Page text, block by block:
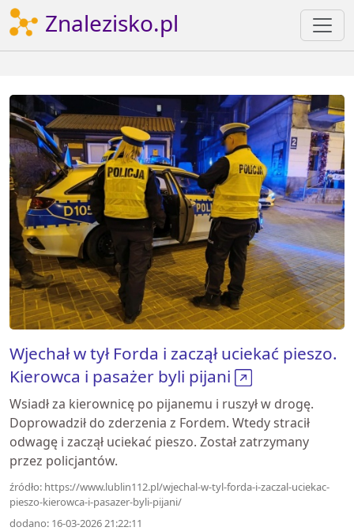
Znalezisko.pl
Wjechał w tył Forda i zaczął uciekać pieszo.
Kierowca i pasażer byli pijani
Wsiadł za kierownicę po pijanemu i ruszył w drogę.
Doprowadził do zderzenia z Fordem. Wtedy stracił
odwagę i zaczął uciekać pieszo. Został zatrzymany
przez policjantów.
źródło: https://www.lublin112.pl/wjechal-w-tyl-forda-i-zaczal-uciekac-
pieszo-kierowca-i-pasazer-byli-pijani/
dodano: 16-03-2026 21:22:11